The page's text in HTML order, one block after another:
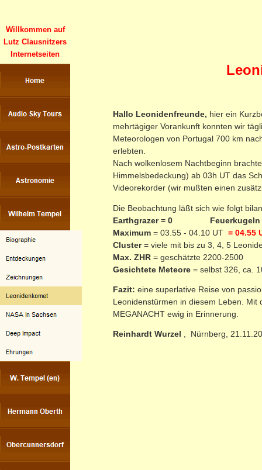
Hallo Leonidenfreunde, hier ein
mehrtägiger Vorankunft konnten wir
Meteorologen von Portugal 700 km
erlebten.
Nach wolkenlosem Nachtbeginn
Himmelsbedeckung) ab 03h UT das
Videorekorder (wir mußten einen
Die Beobachtung läßt sich wie folgt
Earthgrazer = 0 Feuerkugeln
Maximum= 03.55 - 04.10 UT= 04.55
Cluster= viele mit bis zu 3, 4, 5
Max. ZHR = geschätzte 2200-2500
Gesichtete Meteore = selbst 326, ca.
Fazit:eine superlative Reise von
Leonidenstürmen in diesem Leben.
MEGANACHT ewig in Erinnerung.
Reinhardt Wurzel , Nürnberg,
Willkommen auf
Lutz Clausnitzers
Internetseiten